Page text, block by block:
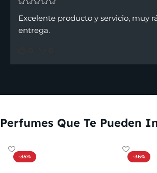
Excelente producto y servicio, muy
entrega.
Perfumes Que Te Pueden
-35% -36%